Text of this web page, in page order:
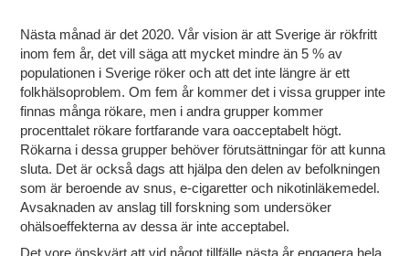
Nästa månad är det 2020. Vår vision är att Sverige är rökfritt
inom fem år, det vill säga att mycket mindre än 5 % av
populationen i Sverige röker och att det inte längre är ett
folkhälsoproblem. Om fem år kommer det i vissa grupper inte
finnas många rökare, men i andra grupper kommer
procenttalet rökare fortfarande vara oacceptabelt högt.
Rökarna i dessa grupper behöver förutsättningar för att kunna
sluta. Det är också dags att hjälpa den delen av befolkningen
som är beroende av snus, e-cigaretter och nikotinläkemedel.
Avsaknaden av anslag till forskning som undersöker
ohälsoeffekterna av dessa är inte acceptabel.
Det vore önskvärt att vid något tillfälle nästa år engagera hela